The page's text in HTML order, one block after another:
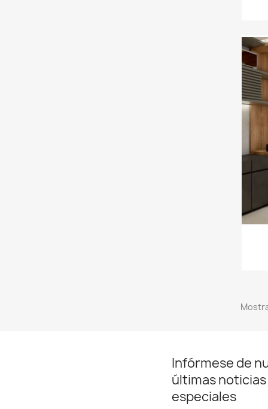
Infórmese de
últimas
especiales